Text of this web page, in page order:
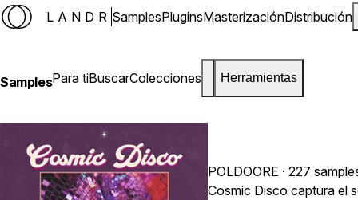
LANDR SamplesPluginsMasterizaciónDistribución
SamplesPara tiBuscarColecciones Herramientas
POLDOORE · 227
Cosmic Disco captura el